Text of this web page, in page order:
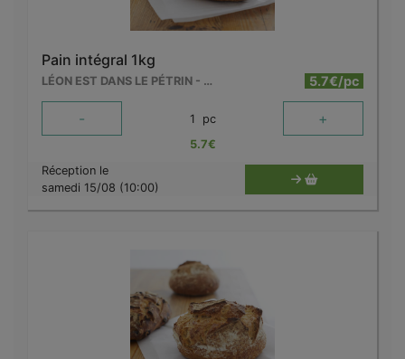
Pain intégral 1kg
LÉON EST DANS LE PÉTRIN - MOUSCRON 5.7€/pc
- 1 pc +
5.7€
Réception le
samedi 15/08 (10:00)